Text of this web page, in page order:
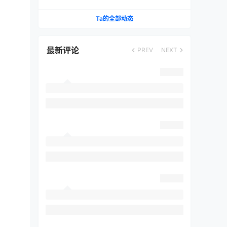
Ta的全部动态
最新评论 PREV NEXT